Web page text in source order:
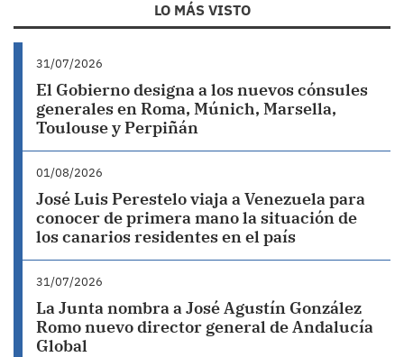
LO MÁS VISTO
31/07/2026
El Gobierno designa a los nuevos cónsules
generales en Roma, Múnich, Marsella,
Toulouse y Perpiñán
01/08/2026
José Luis Perestelo viaja a Venezuela para
conocer de primera mano la situación de
los canarios residentes en el país
31/07/2026
La Junta nombra a José Agustín González
Romo nuevo director general de Andalucía
Global